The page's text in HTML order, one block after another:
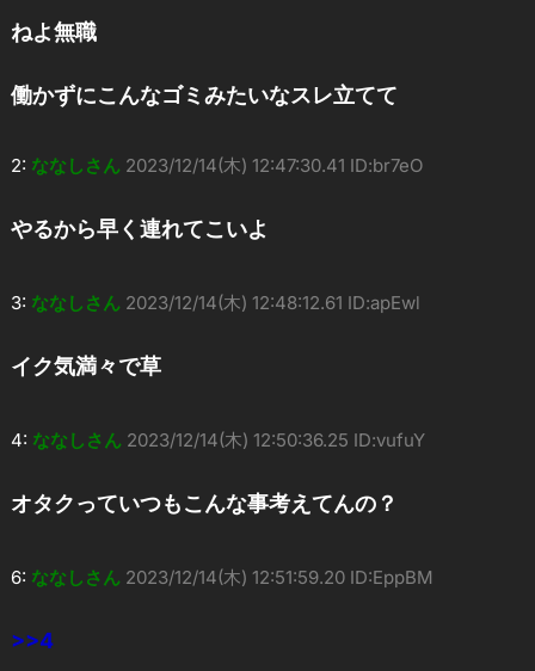
ねよ無職
働かずにこんなゴミみたいなスレ立てて
2: ななしさん 2023/12/14(木) 12:47:30.41 ID:br7eO
やるから早く連れてこいよ
3: ななしさん 2023/12/14(木) 12:48:12.61 ID:apEwl
イク気満々で草
4: ななしさん 2023/12/14(木) 12:50:36.25 ID:vufuY
オタクっていつもこんな事考えてんの？
6: ななしさん 2023/12/14(木) 12:51:59.20 ID:EppBM
>>4